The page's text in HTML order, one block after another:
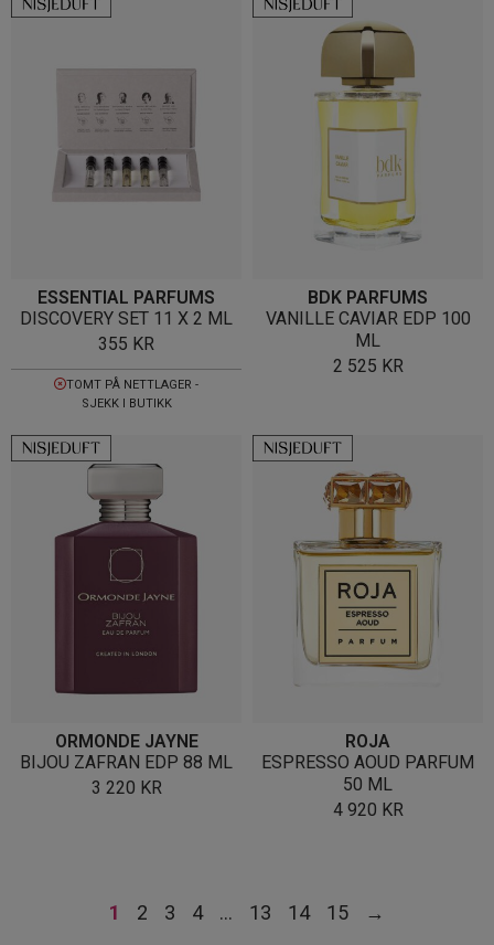
ESSENTIAL PARFUMS
DISCOVERY SET 11 X 2 ML
355 KR
TOMT PÅ NETTLAGER -
SJEKK I BUTIKK
BDK PARFUMS
VANILLE CAVIAR EDP 100
ML
2 525 KR
ORMONDE JAYNE
BIJOU ZAFRAN EDP 88 ML
3 220 KR
ROJA
ESPRESSO AOUD PARFUM
50 ML
4 920 KR
1 2 3 4 … 13 14 15 →